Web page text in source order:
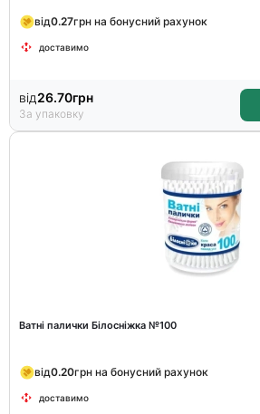
від0.27грн на бонусний рахунок
доставимо
від26.70грн
За упаковку
Ватні палички Білосніжка №100
від0.20грн на бонусний рахунок
доставимо